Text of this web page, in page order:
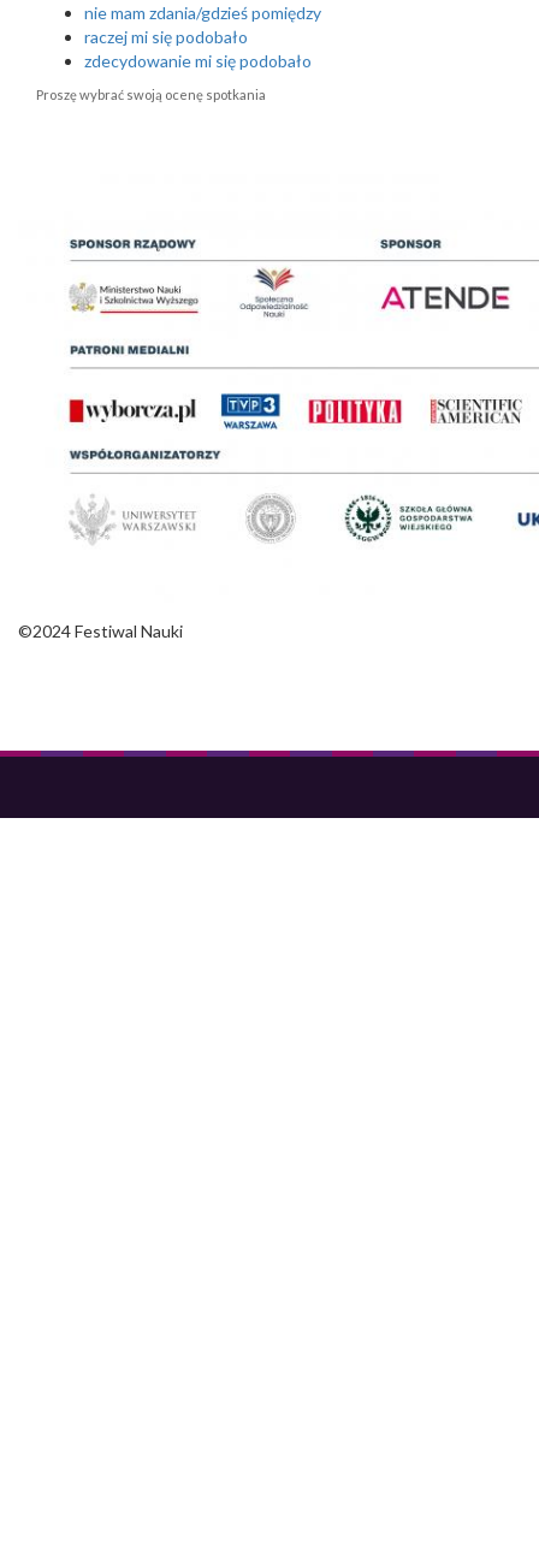
nie mam zdania/gdzieś pomiędzy
raczej mi się podobało
zdecydowanie mi się podobało
Proszę wybrać swoją ocenę spotkania
©2024 Festiwal Nauki